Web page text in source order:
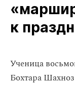
к
Ученица
Бохтара